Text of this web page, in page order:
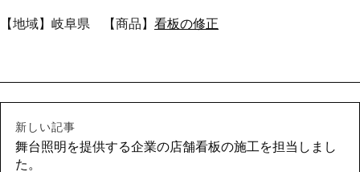
【地域】岐阜県 【商品】 看板の修正
新しい記事
舞台照明を提供する企業の店舗看板の施工を担当しまし
た。